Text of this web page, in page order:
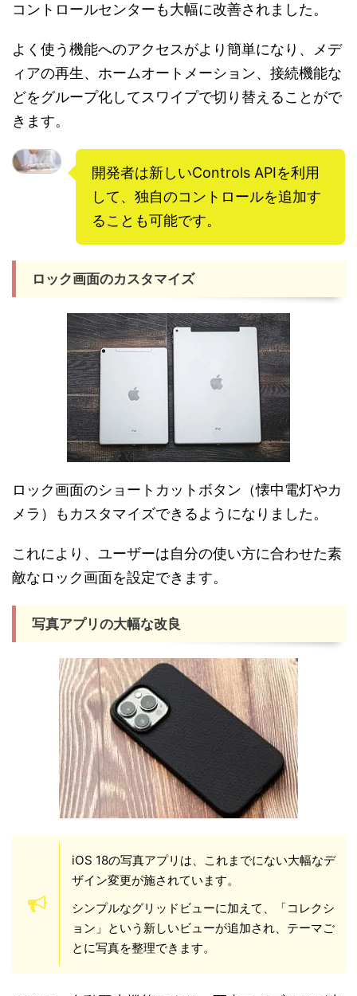
コントロールセンターも大幅に改善されました。
よく使う機能へのアクセスがより簡単になり、メデ
ィアの再生、ホームオートメーション、接続機能な
どをグループ化してスワイプで切り替えることがで
きます。
開発者は新しいControls APIを利用
して、独自のコントロールを追加す
ることも可能です。
ロック画面のカスタマイズ
ロック画面のショートカットボタン（懐中電灯やカ
メラ）もカスタマイズできるようになりました。
これにより、ユーザーは自分の使い方に合わせた素
敵なロック画面を設定できます。
写真アプリの大幅な改良
iOS 18の写真アプリは、これまでにない大幅なデ
ザイン変更が施されています。
シンプルなグリッドビューに加えて、「コレクシ
ョン」という新しいビューが追加され、テーマご
とに写真を整理できます。